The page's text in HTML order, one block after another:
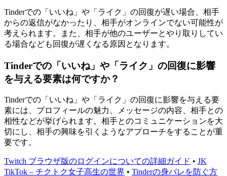
Tinderでの「いいね」や「ライク」の回復が遅い場合、相手
からの返信がなかったり、相手がオンラインでない可能性が
考えられます。また、相手が他のユーザーとやり取りしてい
る場合なども回復が遅くなる原因となります。
Tinderでの「いいね」や「ライク」の回復に影響
を与える要素は何ですか？
Tinderでの「いいね」や「ライク」の回復に影響を与える要
素には、プロフィールの魅力、メッセージの内容、相手との
相性などが挙げられます。相手とのコミュニケーションを大
切にし、相手の興味を引くようなアプローチをすることが重
要です。
Twitch ブラウザ版のログインについての詳細ガイド • JK
TikTok – チクトク女子高生の世界 • Tinderの身バレを防ぐ方